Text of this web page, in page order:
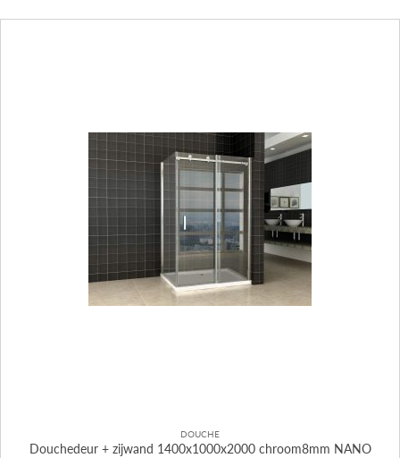
DOUCHE
Douchedeur + zijwand 1400x1000x2000 chroom8mm NANO